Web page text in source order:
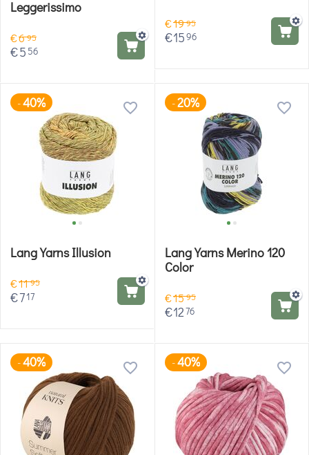
Leggerissimo
€695
€5 56
€1995
€1596
-40%
Lang Yarns Illusion
€1195
€717
-20%
Lang Yarns Merino 120
Color
€1595
€1276
-40% -40%